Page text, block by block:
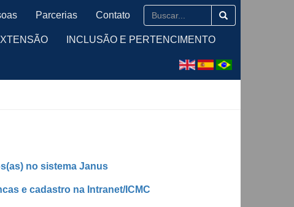
INCLUSÃO E PERTENCIMENTO
Parcerias Contato
no sistema Janus
e cadastro na Intranet/ICMC